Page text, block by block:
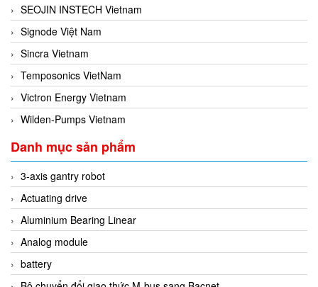
SEOJIN INSTECH Vietnam
Signode Việt Nam
Sincra Vietnam
Temposonics VietNam
Victron Energy Vietnam
Wilden-Pumps Vietnam
Danh mục sản phẩm
3-axis gantry robot
Actuating drive
Aluminium Bearing Linear
Analog module
battery